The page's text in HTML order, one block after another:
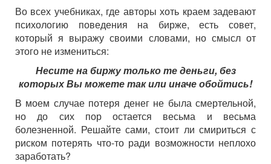
Во всех учебниках, где авторы хоть краем задевают
психологию поведения на бирже, есть совет,
который я выражу своими словами, но смысл от
этого не измениться:
Несите на биржу только те деньги, без
которых Вы можете так или иначе обойтись!
В моем случае потеря денег не была смертельной,
но до сих пор остается весьма и весьма
болезненной. Решайте сами, стоит ли смириться с
риском потерять что-то ради возможности неплохо
заработать?